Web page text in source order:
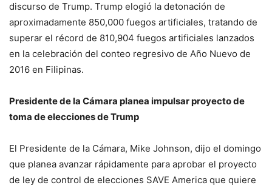
discurso de Trump. Trump elogió la detonación de
aproximadamente 850,000 fuegos artificiales, tratando de
superar el récord de 810,904 fuegos artificiales lanzados
en la celebración del conteo regresivo de Año Nuevo de
2016 en Filipinas.
Presidente de la Cámara planea impulsar proyecto de
toma de elecciones de Trump
El Presidente de la Cámara, Mike Johnson, dijo el domingo
que planea avanzar rápidamente para aprobar el proyecto
de ley de control de elecciones SAVE America que quiere